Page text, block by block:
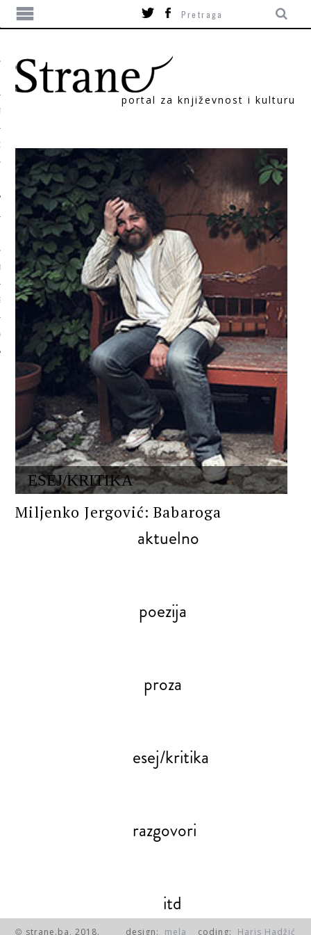
portal za književnost i kulturu
ESEJ/KRITIKA
Miljenko Jergović: Babaroga
aktuelno
poezija
proza
esej/kritika
razgovori
itd
© strane.ba, 2018. design: mela coding: Haris Hadžić